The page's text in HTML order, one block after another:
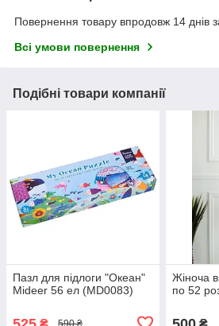
Повернення товару впродовж 14 днів
Всі умови повернення
Подібні товари компанії
Пазл для підлоги "Океан"
Mideer 56 ел (MD0083)
Жіноча
по 52